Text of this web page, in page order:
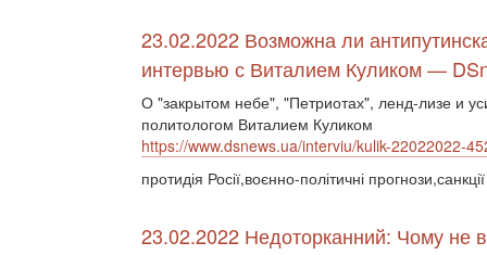
23.02.2022 Возможна ли
интервью с Виталием Куликом —
О "закрытом небе", "Петриотах", ленд-лизе и
политологом Виталием Куликом
https://www.dsnews.ua/interviu/kulik-22022022-
протидія Росії,воєнно-політичні прогнози,санкції
23.02.2022 Недоторканний: Чому не